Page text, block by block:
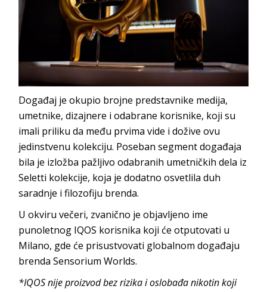
Događaj je okupio brojne predstavnike medija,
umetnike, dizajnere i odabrane korisnike, koji su
imali priliku da među prvima vide i dožive ovu
jedinstvenu kolekciju. Poseban segment događaja
bila je izložba pažljivo odabranih umetničkih dela iz
Seletti kolekcije, koja je dodatno osvetlila duh
saradnje i filozofiju brenda.
U okviru večeri, zvanično je objavljeno ime
punoletnog IQOS korisnika koji će otputovati u
Milano, gde će prisustvovati globalnom događaju
brenda Sensorium Worlds.
*IQOS nije proizvod bez rizika i oslobađa nikotin koji